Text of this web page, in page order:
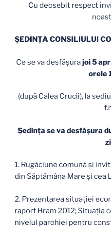
Cu deosebit respect
ŞEDINŢA CONSILIULUI
Ce se va desfăşurajoi 5
orele
(după Calea Crucii), la
Şedinţa se va desfăşura
1. Rugăciune comună şi
din Săptămâna Mare şi cea
2. Prezentarea situaţiei
raport Hram 2012; Situaţia
nivelul parohiei pentru